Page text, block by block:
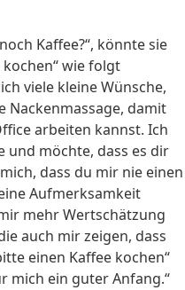
Kaffee?“, könnte sie
wie folgt
viele kleine Wünsche,
Nackenmassage, damit
arbeiten kannst. Ich
und möchte, dass es dir
dass du mir nie einen
Aufmerksamkeit
mehr Wertschätzung
auch mir zeigen, dass
einen Kaffee kochen“
mich ein guter Anfang.“